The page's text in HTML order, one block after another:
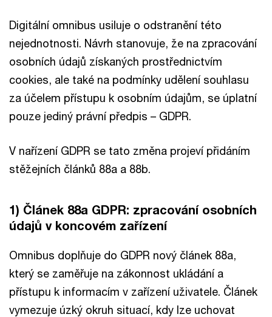
Digitální omnibus usiluje o odstranění této
nejednotnosti. Návrh stanovuje, že na zpracování
osobních údajů získaných prostřednictvím
cookies, ale také na podmínky udělení souhlasu
za účelem přístupu k osobním údajům, se úplatní
pouze jediný právní předpis – GDPR.
V nařízení GDPR se tato změna projeví přidáním
stěžejních článků 88a a 88b.
1) Článek 88a GDPR: zpracování osobních
údajů v koncovém zařízení
Omnibus doplňuje do GDPR nový článek 88a,
který se zaměřuje na zákonnost ukládání a
přístupu k informacím v zařízení uživatele. Článek
vymezuje úzký okruh situací, kdy lze uchovat